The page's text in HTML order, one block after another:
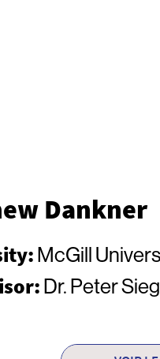
Dankner
McGill
Dr. Peter